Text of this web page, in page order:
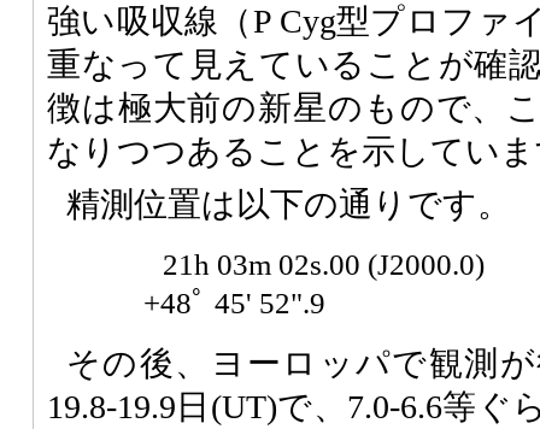
強い吸収線（P Cyg型プロファ
重なって見えていることが確
徴は極大前の新星のもので、
なりつつあることを示してい
精測位置は以下の通りです。
21h 03m 02s.00 (J2000.0)
+48ﾟ 45' 52".9
その後、ヨーロッパで観測
19.8-19.9日(UT)で、7.0-6.6等